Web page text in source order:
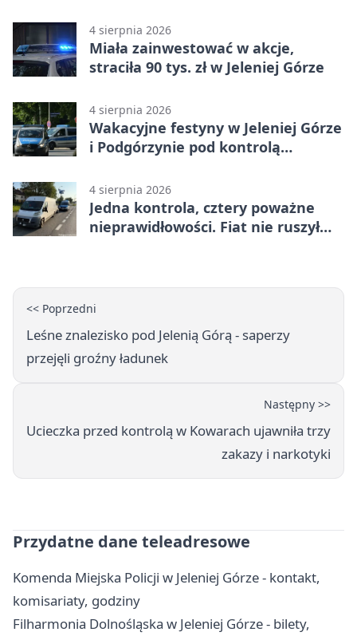
4 sierpnia 2026
Miała zainwestować w akcje,
straciła 90 tys. zł w Jeleniej Górze
4 sierpnia 2026
Wakacyjne festyny w Jeleniej Górze
i Podgórzynie pod kontrolą
4 sierpnia 2026
Jedna kontrola, cztery poważne
nieprawidłowości. Fiat nie ruszył
<< Poprzedni
Leśne znalezisko pod Jelenią Górą - saperzy
przejęli groźny ładunek
Następny >>
Ucieczka przed kontrolą w Kowarach ujawniła trzy
zakazy i narkotyki
Przydatne dane teleadresowe
Komenda Miejska Policji w Jeleniej Górze - kontakt,
komisariaty, godziny
Filharmonia Dolnośląska w Jeleniej Górze - bilety,